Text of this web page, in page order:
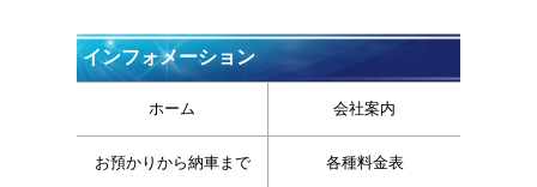
インフォメーション
ホーム 会社案内
お預かりから納車まで 各種料金表